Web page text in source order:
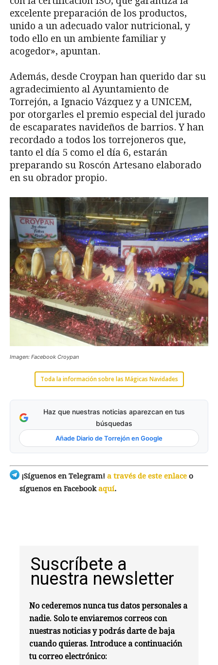
excelente preparación de los productos,
unido a un adecuado valor nutricional, y
todo ello en un ambiente familiar y
acogedor», apuntan.
Además, desde Croypan han querido dar su
agradecimiento al Ayuntamiento de
Torrejón, a Ignacio Vázquez y a UNICEM,
por otorgarles el premio especial del jurado
de escaparates navideños de barrios. Y han
recordado a todos los torrejoneros que,
tanto el día 5 como el día 6, estarán
preparando su Roscón Artesano elaborado
en su obrador propio.
Imagen: Facebook Croypan
Toda la información sobre las Mágicas Navidades
Haz que nuestras noticias aparezcan en tus
búsquedas
Añade Diario de Torrejón en Google
¡Síguenos en Telegram! a través de este enlace o
síguenos en Facebookaquí.
Suscríbete a
nuestra newsletter
No cederemos nunca tus datos personales a
nadie. Solo te enviaremos correos con
nuestras noticias y podrás darte de baja
cuando quieras. Introduce a continuación
tu correo electrónico: